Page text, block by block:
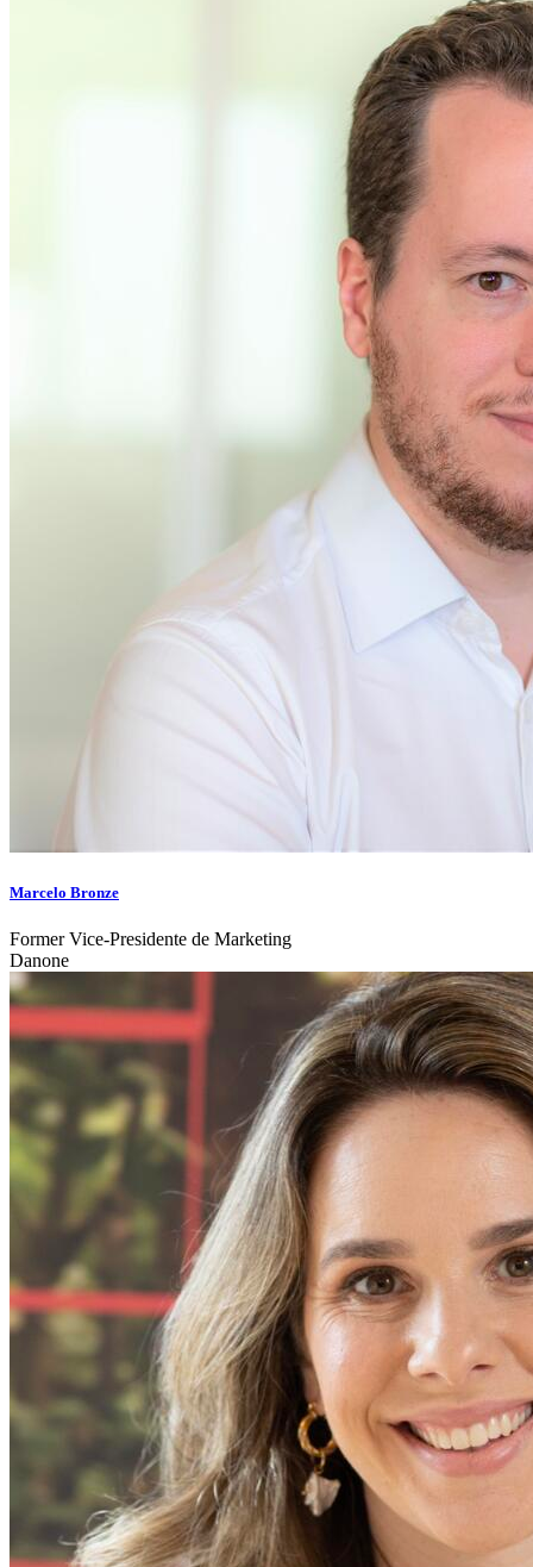
Marcelo Bronze
Former Vice-Presidente de Marketing
Danone